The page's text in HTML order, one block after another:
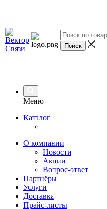
Меню
Каталог
О компании
Новости
Акции
Вопрос-ответ
Партнёры
Услуги
Доставка
Прайс-листы